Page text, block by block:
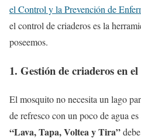
el Control y la Prevención de
el control de criaderos es la
poseemos.
1. Gestión de criaderos en
El mosquito no necesita un lago
de refresco con un poco de agua
“Lava, Tapa, Voltea y Tira”